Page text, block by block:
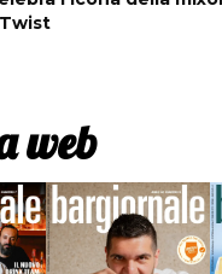
web